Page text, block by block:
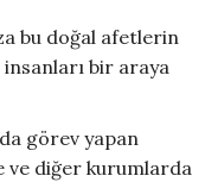
bu doğal afetlerin
bir araya
görev yapan
ve diğer kurumlarda